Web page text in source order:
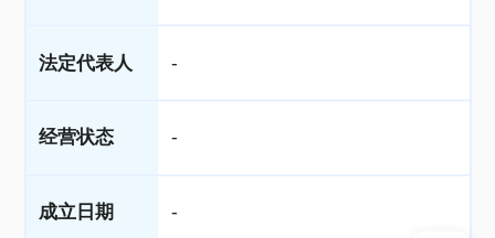
法定代表人 -
经营状态 -
成立日期 -